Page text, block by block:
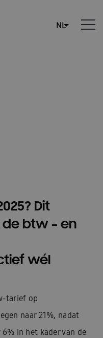
Dit
btw – en
wél
tarief op
naar 21%, nadat
in het kader van de